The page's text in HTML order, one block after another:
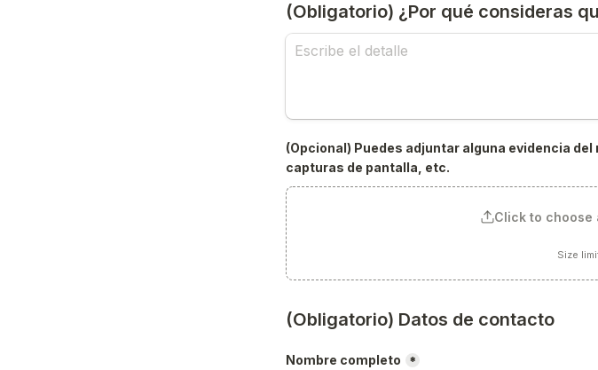
(Obligatorio) ¿Por qué consideras
(Opcional) Puedes adjuntar alguna evidencia
capturas de pantalla, etc.
Click to choose
Size
(Obligatorio) Datos de contacto
Nombre completo *